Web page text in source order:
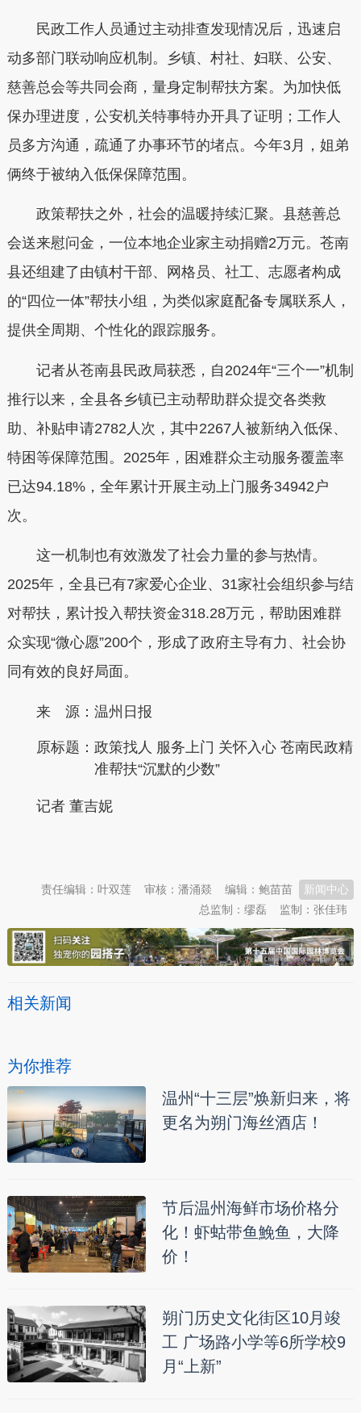
民政工作人员通过主动排查发现情况后，迅速启
动多部门联动响应机制。乡镇、村社、妇联、公安、
慈善总会等共同会商，量身定制帮扶方案。为加快低
保办理进度，公安机关特事特办开具了证明；工作人
员多方沟通，疏通了办事环节的堵点。今年3月，姐弟
俩终于被纳入低保保障范围。
政策帮扶之外，社会的温暖持续汇聚。县慈善总
会送来慰问金，一位本地企业家主动捐赠2万元。苍南
县还组建了由镇村干部、网格员、社工、志愿者构成
的“四位一体”帮扶小组，为类似家庭配备专属联系人，
提供全周期、个性化的跟踪服务。
记者从苍南县民政局获悉，自2024年“三个一”机制
推行以来，全县各乡镇已主动帮助群众提交各类救
助、补贴申请2782人次，其中2267人被新纳入低保、
特困等保障范围。2025年，困难群众主动服务覆盖率
已达94.18%，全年累计开展主动上门服务34942户
次。
这一机制也有效激发了社会力量的参与热情。
2025年，全县已有7家爱心企业、31家社会组织参与结
对帮扶，累计投入帮扶资金318.28万元，帮助困难群
众实现“微心愿”200个，形成了政府主导有力、社会协
同有效的良好局面。
来 源：温州日报
原标题： 政策找人 服务上门 关怀入心 苍南民政精
准帮扶“沉默的少数”
记者 董吉妮
新闻中心
编辑：鲍苗苗
审核：潘涌燚
责任编辑：叶双莲
监制：张佳玮
总监制：缪磊
相关新闻
为你推荐
温州“十三层”焕新归来，将
更名为朔门海丝酒店！
节后温州海鲜市场价格分
化！虾蛄带鱼鮸鱼，大降
价！
朔门历史文化街区10月竣
工 广场路小学等6所学校9
月“上新”